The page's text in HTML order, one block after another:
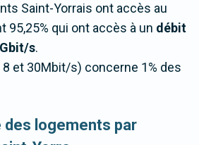
Saint-Yorrais ont accès au
95,25% qui ont accès à un débit
s.
et 30Mbit/s) concerne 1% des
des logements par